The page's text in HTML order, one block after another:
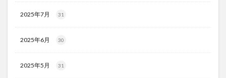
2025年7月 31
2025年6月 30
2025年5月 31